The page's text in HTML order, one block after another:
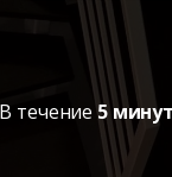
В течение5 минут